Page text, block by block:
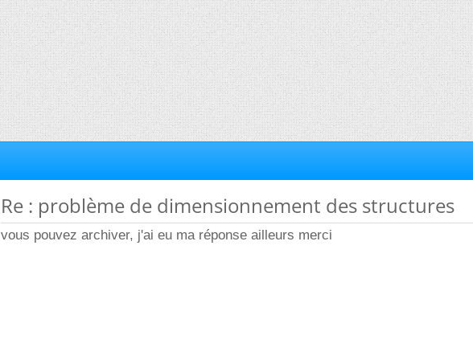
Re : problème de dimensionnement des structures
vous pouvez archiver, j'ai eu ma réponse ailleurs merci